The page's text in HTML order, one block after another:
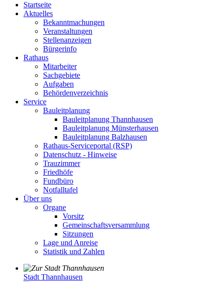
Startseite
Aktuelles
Bekanntmachungen
Veranstaltungen
Stellenanzeigen
Bürgerinfo
Rathaus
Mitarbeiter
Sachgebiete
Aufgaben
Behördenverzeichnis
Service
Bauleitplanung
Bauleitplanung Thannhausen
Bauleitplanung Münsterhausen
Bauleitplanung Balzhausen
Rathaus-Serviceportal (RSP)
Datenschutz - Hinweise
Trauzimmer
Friedhöfe
Fundbüro
Notfalltafel
Über uns
Organe
Vorsitz
Gemeinschaftsversammlung
Sitzungen
Lage und Anreise
Statistik und Zahlen
Stadt Thannhausen